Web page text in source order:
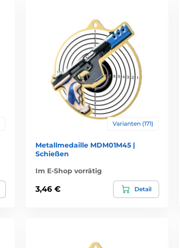
Varianten (171)
Metallmedaille MDM01M45 |
Schießen
Im E-Shop vorrätig
3,46 € Detail